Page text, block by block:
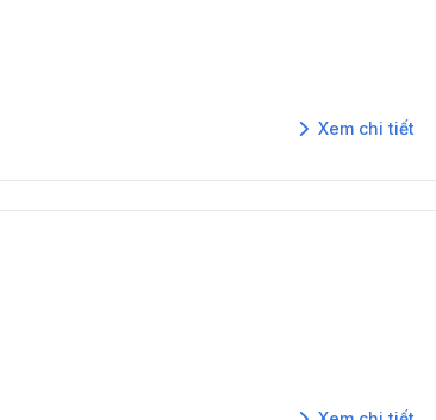
Xem chi tiết